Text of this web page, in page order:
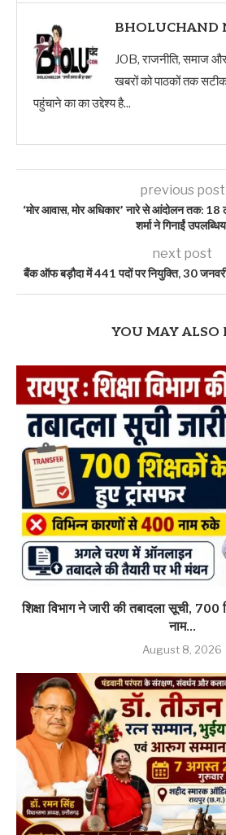
BHOLUCHAND
JOB, राजनीति, समाज
खबरों को पाठकों तक
पहुंचाने का का उद्देश्य है...
previous post
‘मोर आवास, मोर अधिकार’ नारे से आंदोलन तक: 18
शर्मा ने गिनाईं
next post
बैंक ऑफ बड़ौदा में 441 पदों पर नियुक्ति, 30
YOU MAY ALSO
शिक्षा विभाग ने जारी की तबादला सूची,
नाम...
August 8, 2026